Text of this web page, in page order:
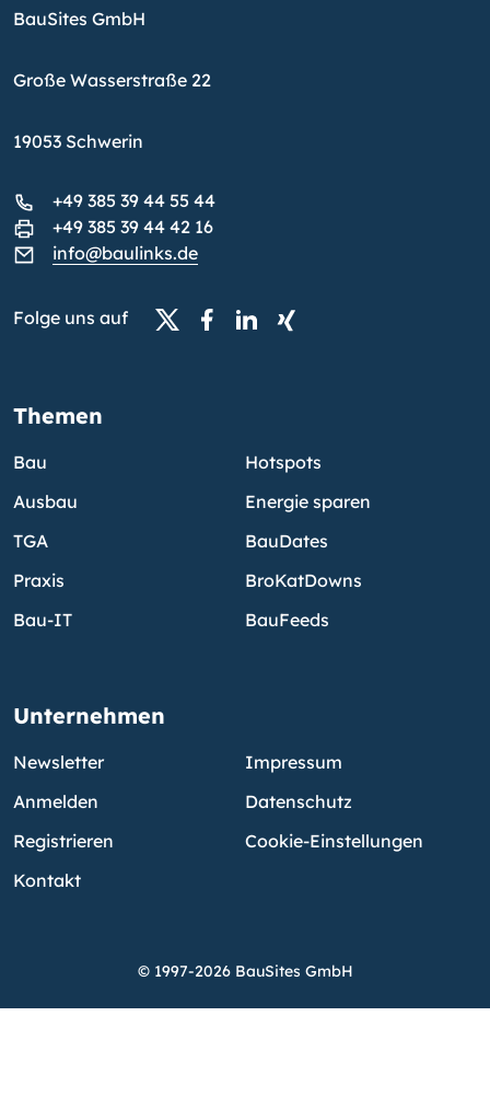
BauSites GmbH
Große Wasserstraße 22
19053 Schwerin
+49 385 39 44 55 44
+49 385 39 44 42 16
info@baulinks.de
Folge uns auf
Themen
Bau
Ausbau
TGA
Praxis
Bau-IT
Hotspots
Energie sparen
BauDates
BroKatDowns
BauFeeds
Unternehmen
Newsletter
Anmelden
Registrieren
Kontakt
Impressum
Datenschutz
Cookie-Einstellungen
© 1997-2026 BauSites GmbH